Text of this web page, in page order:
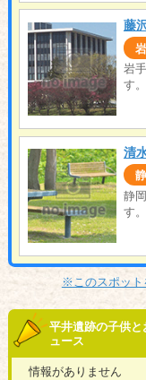
藤
岩
す。
清
静
す。
※このスポット
平井遺跡の子供
ュース
情報がありません